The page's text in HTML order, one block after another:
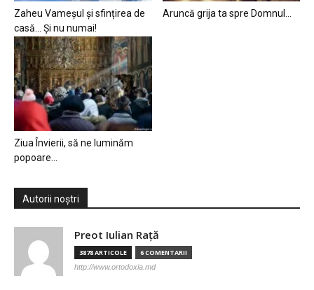
Zaheu Vameșul și sfințirea de
casă… Și nu numai!
Aruncă grija ta spre Domnul…
Ziua Învierii, să ne luminăm
popoare…
Autorii noștri
Preot Iulian Raţă
3878 ARTICOLE 6 COMENTARII
http://www.ortodoxia.md